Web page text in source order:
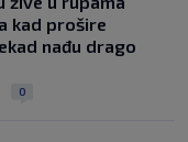
kad prošire
nađu drago
0